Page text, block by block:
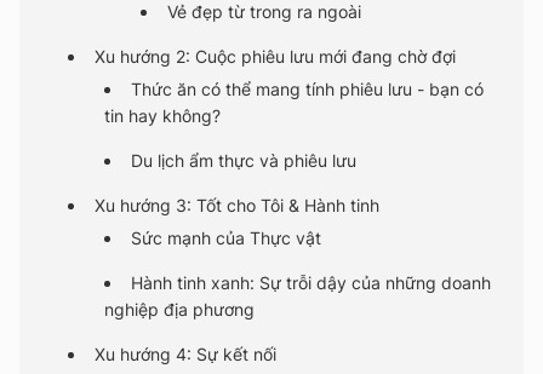
Vẻ đẹp từ trong ra ngoài
Xu hướng 2: Cuộc phiêu lưu mới đang chờ đợi
Thức ăn có thể mang tính phiêu lưu - bạn có
tin hay không?
Du lịch ẩm thực và phiêu lưu
Xu hướng 3: Tốt cho Tôi & Hành tinh
Sức mạnh của Thực vật
Hành tinh xanh: Sự trỗi dậy của những doanh
nghiệp địa phương
Xu hướng 4: Sự kết nối